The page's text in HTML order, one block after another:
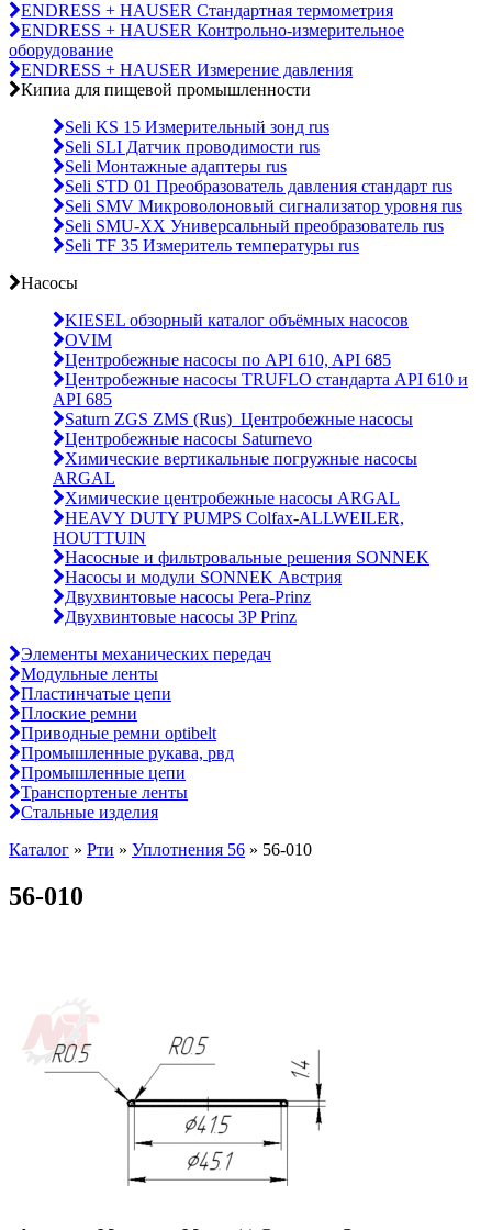
ENDRESS + HAUSER Стандартная термометрия
ENDRESS + HAUSER Контрольно-измерительное
оборудование
ENDRESS + HAUSER Измерение давления
Кипиа для пищевой промышленности
Seli KS 15 Измерительный зонд rus
Seli SLI Датчик проводимости rus
Seli Монтажные адаптеры rus
Seli STD 01 Преобразователь давления стандарт rus
Seli SMV Микроволоновый сигнализатор уровня rus
Seli SMU-ХХ Универсальный преобразователь rus
Seli TF 35 Измеритель температуры rus
Насосы
KIESEL обзорный каталог объёмных насосов
OVIM
Центробежные насосы по API 610, API 685
Центробежные насосы TRUFLO стандарта API 610 и
API 685
Saturn ZGS ZMS (Rus)_Центробежные насосы
Центробежные насосы Saturnevo
Химические вертикальные погружные насосы
ARGAL
Химические центробежные насосы ARGAL
HEAVY DUTY PUMPS Colfax-ALLWEILER,
HOUTTUIN
Насосные и фильтровальные решения SONNEK
Насосы и модули SONNEK Австрия
Двухвинтовые насосы Pera-Prinz
Двухвинтовые насосы 3P Prinz
Элементы механических передач
Модульные ленты
Пластинчатые цепи
Плоские ремни
Приводные ремни optibelt
Промышленные рукава, рвд
Промышленные цепи
Транспортеные ленты
Стальные изделия
Каталог » Рти » Уплотнения 56 » 56-010
56-010